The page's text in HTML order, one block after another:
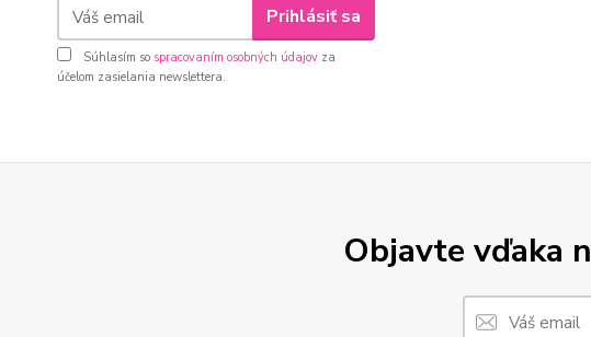
Prihlásiť sa
Súhlasím so spracovaním osobných údajov za
účelom zasielania newslettera.
Objavte vďaka